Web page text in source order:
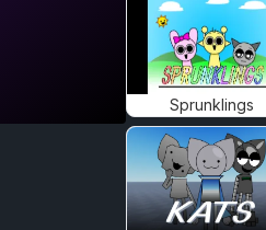
Sprunklings